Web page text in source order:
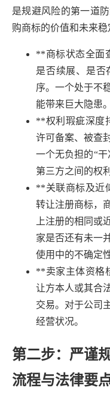
是规避风险的第一道
购商标的价值和未来稳
**商标状态全面
是否续展、是否
序。一个处于不
能带来巨大隐患。
**权利瑕疵深度
许可备案、被查
一个无负担的“
第三方之间的权
**关联商标及近
转让注册商标，
上注册的相同或
家是否还有未一
使用中的不确定性
**卖家主体资格
让方本人或其合
交易。对于公司
经营状况。
第二步：严谨
流程与法律要